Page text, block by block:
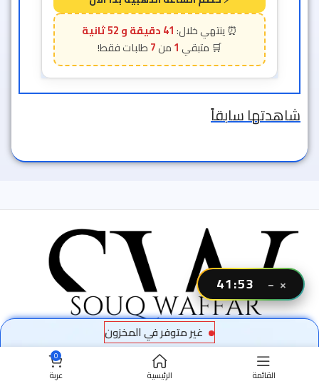
41 دقيقة و 50 ثانية
1
7
شاهدتها سابقاً
غير متوفر في المخزون
القائمة الرئيسية
0
عربة
×
−
41:52